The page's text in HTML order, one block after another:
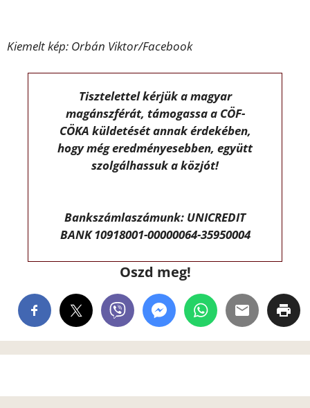
Kiemelt kép: Orbán Viktor/Facebook
Tisztelettel kérjük a magyar
magánszférát, támogassa a CÖF-
CÖKA küldetését annak érdekében,
hogy még eredményesebben, együtt
szolgálhassuk a közjót!
Bankszámlaszámunk: UNICREDIT
BANK 10918001-00000064-35950004
Oszd meg!